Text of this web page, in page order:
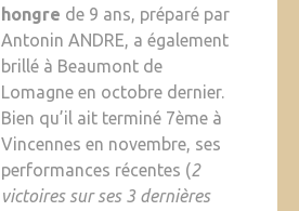
hongre de 9 ans, préparé par
Antonin ANDRE, a également
brillé à Beaumont de
Lomagne en octobre dernier.
Bien qu’il ait terminé 7ème à
Vincennes en novembre, ses
performances récentes (2
victoires sur ses 3 dernières